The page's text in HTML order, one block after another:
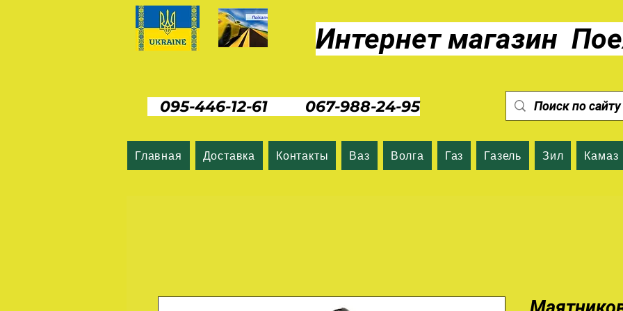
Интернет магазин
095-446-12-61 067-988-24-95
Главная Доставка Контакты Ваз Волга Газ Газель Зил Камаз